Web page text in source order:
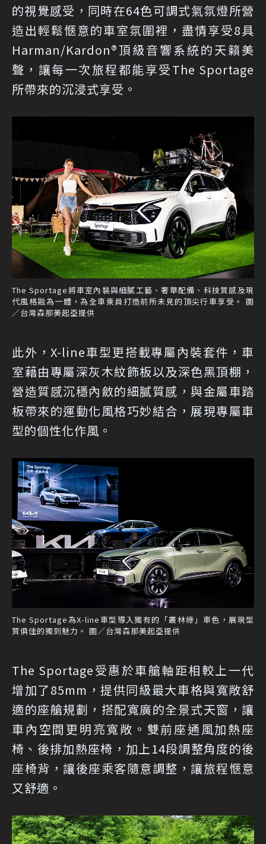
的視覺感受，同時在64色可調式氣氛燈所營
造出輕鬆愜意的車室氛圍裡，盡情享受8具
Harman/Kardon®頂級音響系統的天籟美
聲，讓每一次旅程都能享受The Sportage
所帶來的沉浸式享受。
The Sportage將車室內裝與細膩工藝、奢華配備、科技質感及現
代風格融為一體，為全車乘員打造前所未見的頂尖行車享受。 圖
／台灣森那美起亞提供
此外，X-line車型更搭載專屬內裝套件，車
室藉由專屬深灰木紋飾板以及深色黑頂棚，
營造質感沉穩內斂的細膩質感，與金屬車踏
板帶來的運動化風格巧妙結合，展現專屬車
型的個性化作風。
The Sportage為X-line車型導入獨有的「叢林綠」車色，展現型
質俱佳的獨到魅力。 圖／台灣森那美起亞提供
The Sportage受惠於車艙軸距相較上一代
增加了85mm，提供同級最大車格與寬敞舒
適的座艙規劃，搭配寬廣的全景式天窗，讓
車內空間更明亮寬敞。雙前座通風加熱座
椅、後排加熱座椅，加上14段調整角度的後
座椅背，讓後座乘客隨意調整，讓旅程愜意
又舒適。